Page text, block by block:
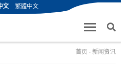
文 繁體中文
首页 - 新闻资讯